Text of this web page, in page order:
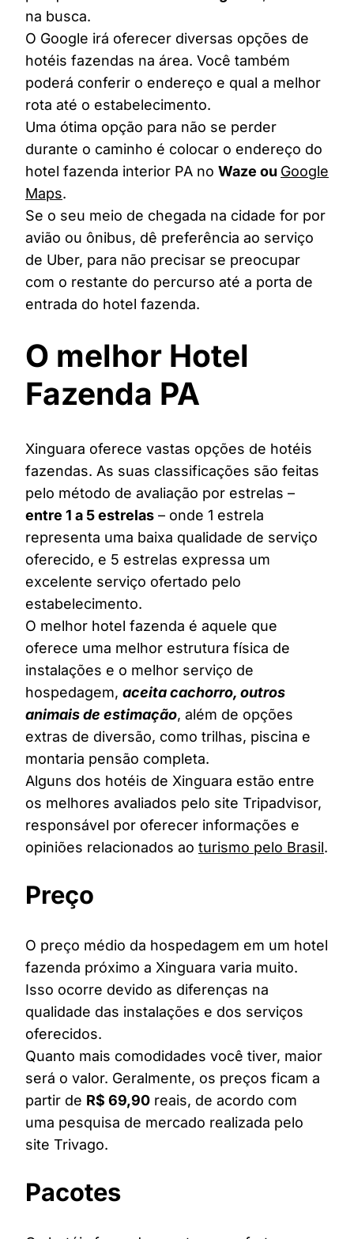
na busca.
O Google irá oferecer diversas opções de
hotéis fazendas na área. Você também
poderá conferir o endereço e qual a melhor
rota até o estabelecimento.
Uma ótima opção para não se perder
durante o caminho é colocar o endereço do
hotel fazenda interior PA no Waze ou Google
Maps.
Se o seu meio de chegada na cidade for por
avião ou ônibus, dê preferência ao serviço
de Uber, para não precisar se preocupar
com o restante do percurso até a porta de
entrada do hotel fazenda.
O melhor Hotel
Fazenda PA
Xinguara oferece vastas opções de hotéis
fazendas. As suas classificações são feitas
pelo método de avaliação por estrelas –
entre 1 a 5 estrelas – onde 1 estrela
representa uma baixa qualidade de serviço
oferecido, e 5 estrelas expressa um
excelente serviço ofertado pelo
estabelecimento.
O melhor hotel fazenda é aquele que
oferece uma melhor estrutura física de
instalações e o melhor serviço de
hospedagem, aceita cachorro, outros
animais de estimação, além de opções
extras de diversão, como trilhas, piscina e
montaria pensão completa.
Alguns dos hotéis de Xinguara estão entre
os melhores avaliados pelo site Tripadvisor,
responsável por oferecer informações e
opiniões relacionados ao turismo pelo Brasil.
Preço
O preço médio da hospedagem em um hotel
fazenda próximo a Xinguara varia muito.
Isso ocorre devido as diferenças na
qualidade das instalações e dos serviços
oferecidos.
Quanto mais comodidades você tiver, maior
será o valor. Geralmente, os preços ficam a
partir de R$ 69,90 reais, de acordo com
uma pesquisa de mercado realizada pelo
site Trivago.
Pacotes